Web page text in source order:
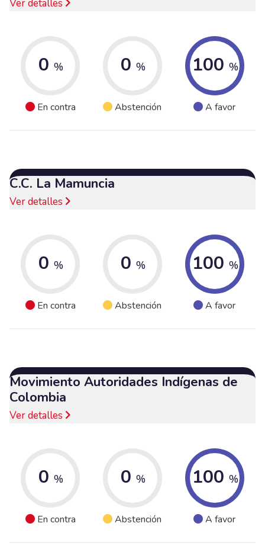
Ver detalles
0 %
En contra
0 %
Abstención
100 %
A favor
C.C. La Mamuncia
Ver detalles
0 %
En contra
0 %
Abstención
100 %
A favor
Movimiento Autoridades Indígenas de
Colombia
Ver detalles
0 %
En contra
0 %
Abstención
100 %
A favor